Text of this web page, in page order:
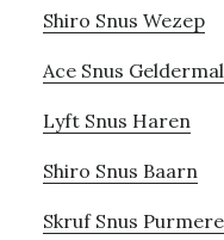
Shiro Snus Wezep
Ace Snus
Lyft Snus Haren
Shiro Snus Baarn
Skruf Snus